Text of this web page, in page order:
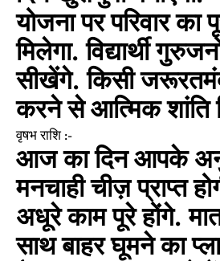
योजना पर परिवार का
मिलेगा. विद्यार्थी
सीखेंगे. किसी
करने से आत्मिक शांति
वृषभ राशि :-
आज का दिन आपके
मनचाही चीज़ प्राप्त
अधूरे काम पूरे होंगे.
साथ बाहर घूमने का